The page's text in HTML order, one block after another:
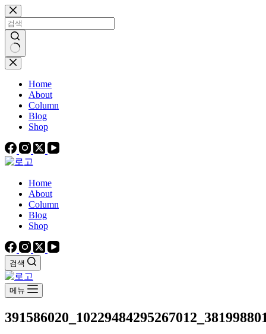
본
문
으
로
건
너
결
Home
About
Column
Blog
Shop
Home
About
Column
Blog
Shop
검색
메뉴